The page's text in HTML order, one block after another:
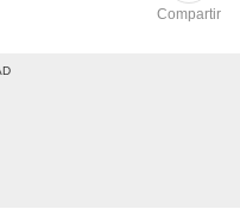
Compartir